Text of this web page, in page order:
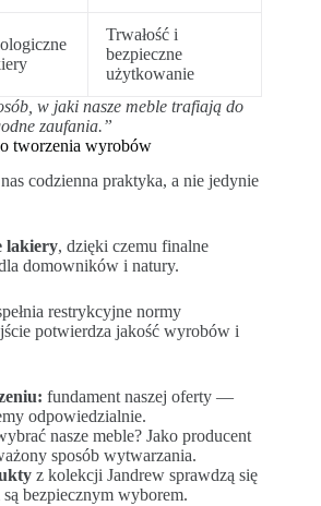
Trwałość i
bezpieczne
użytkowanie
w jaki nasze meble trafiają do
zaufania.”
tworzenia wyrobów
codzienna praktyka, a nie jedynie
lakiery, dzięki czemu finalne
domowników i natury.
restrykcyjne normy
potwierdza jakość wyrobów i
fundament naszej oferty —
odpowiedzialnie.
nasze meble? Jako producent
sposób wytwarzania.
z kolekcji Jandrew sprawdzą się
bezpiecznym wyborem.